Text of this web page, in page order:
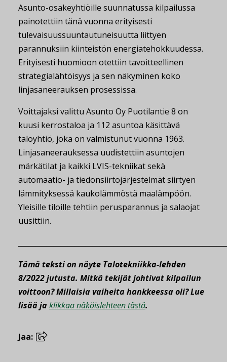
Asunto-osakeyhtiöille suunnatussa kilpailussa
painotettiin tänä vuonna erityisesti
tulevaisuussuuntautuneisuutta liittyen
parannuksiin kiinteistön energiatehokkuudessa.
Erityisesti huomioon otettiin tavoitteellinen
strategialähtöisyys ja sen näkyminen koko
linjasaneerauksen prosessissa.
Voittajaksi valittu Asunto Oy Puotilantie 8 on
kuusi kerrostaloa ja 112 asuntoa käsittävä
taloyhtiö, joka on valmistunut vuonna 1963.
Linjasaneerauksessa uudistettiin asuntojen
märkätilat ja kaikki LVIS-tekniikat sekä
automaatio- ja tiedonsiirtojärjestelmät siirtyen
lämmityksessä kaukolämmöstä maalämpöön.
Yleisille tiloille tehtiin perusparannus ja salaojat
uusittiin.
Tämä teksti on näyte Talotekniikka-lehden
8/2022 jutusta. Mitkä tekijät johtivat kilpailun
voittoon? Millaisia vaiheita hankkeessa oli? Lue
lisää jaklikkaa näköislehteen tästä.
Jaa: